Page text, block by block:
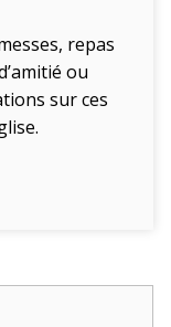
repas
ou
sur ces